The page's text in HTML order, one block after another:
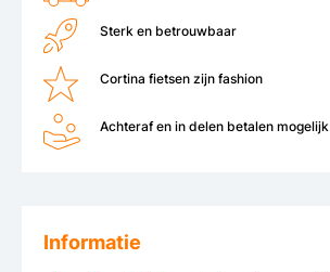
Sterk en betrouwbaar
Cortina fietsen zijn fashion
Achteraf en in delen betalen mogelijk
Informatie